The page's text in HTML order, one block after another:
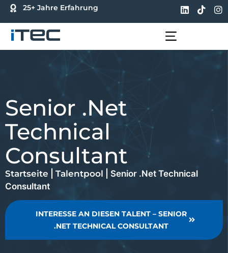
25+ Jahre Erfahrung
Senior .Net
Technical
Consultant
Startseite Talentpool
Senior .Net Technical
Consultant
INTERESSE AN DIESEN TALENT – SENIOR
.NET TECHNICAL CONSULTANT